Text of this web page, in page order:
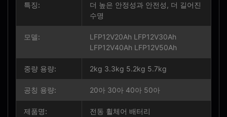
특징:
더 높은 안정성과 안전성, 더 길어진
수명
모델:
LFP12V20Ah LFP12V30Ah
LFP12V40Ah LFP12V50Ah
중량 용량: 2kg 3.3kg 5.2kg 5.7kg
공칭 용량: 20아 30아 40아 50아
제품명: 전동 휠체어 배터리